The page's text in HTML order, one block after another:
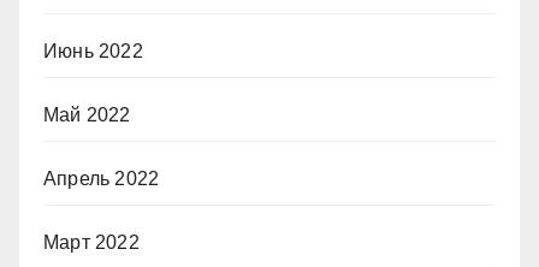
Июнь 2022
Май 2022
Апрель 2022
Март 2022